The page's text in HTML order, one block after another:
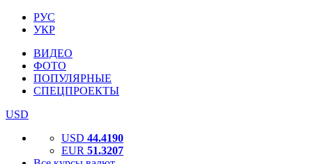
РУС
УКР
ВИДЕО
ФОТО
ПОПУЛЯРНЫЕ
СПЕЦПРОЕКТЫ
USD
USD 44.4190
EUR 51.3207